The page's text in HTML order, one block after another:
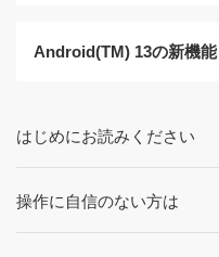
Android(TM) 13の新機能
はじめにお読みください
操作に自信のない方は